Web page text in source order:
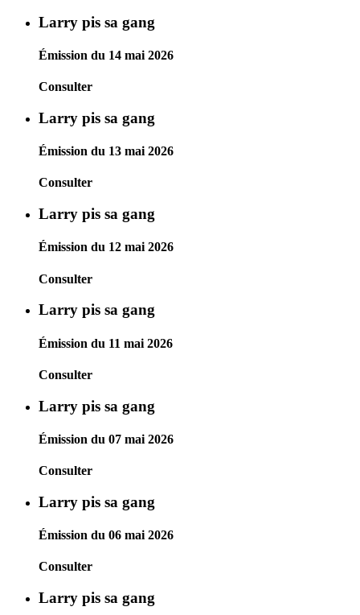
Larry pis sa gang
Émission du 14 mai 2026
Consulter
Larry pis sa gang
Émission du 13 mai 2026
Consulter
Larry pis sa gang
Émission du 12 mai 2026
Consulter
Larry pis sa gang
Émission du 11 mai 2026
Consulter
Larry pis sa gang
Émission du 07 mai 2026
Consulter
Larry pis sa gang
Émission du 06 mai 2026
Consulter
Larry pis sa gang